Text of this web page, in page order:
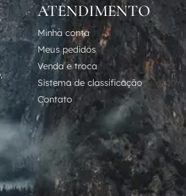
ATENDIMENTO
Minha conta
Meus pedidos
Venda e troca
Sistema de classificação
Contato